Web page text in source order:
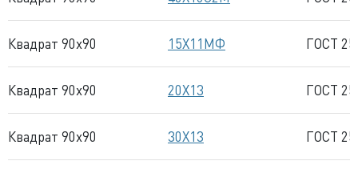
Квадрат 90x90 15Х11МФ ГОСТ
Квадрат 90x90 20Х13 ГОСТ
Квадрат 90x90 30Х13 ГОСТ